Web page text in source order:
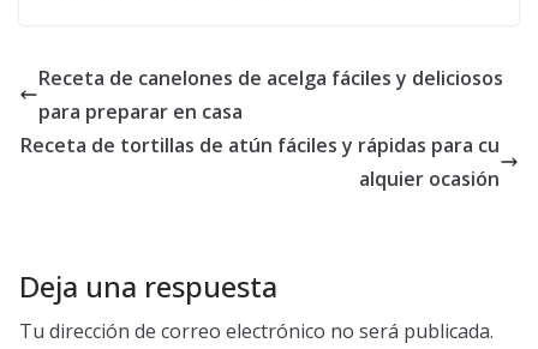
Receta de canelones de acelga fáciles y deliciosos
para preparar en casa
Receta de tortillas de atún fáciles y rápidas para cu
alquier ocasión
Deja una respuesta
Tu dirección de correo electrónico no será publicada.